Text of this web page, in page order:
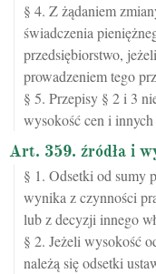
§ 4. Z żądaniem
świadczenia
przedsiębiorstwo,
prowadzeniem tego
§ 5. Przepisy § 2 i 3
wysokość cen i
Art. 359. źródła i
§ 1. Odsetki od sumy
wynika z czynności
lub z decyzji innego
§ 2. Jeżeli wysokość
należą się odsetki